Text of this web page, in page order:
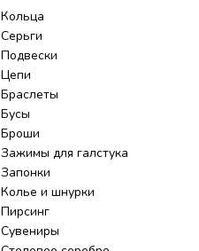
Кольца
Серьги
Подвески
Цепи
Браслеты
Бусы
Броши
Зажимы для галстука
Запонки
Колье и шнурки
Пирсинг
Сувениры